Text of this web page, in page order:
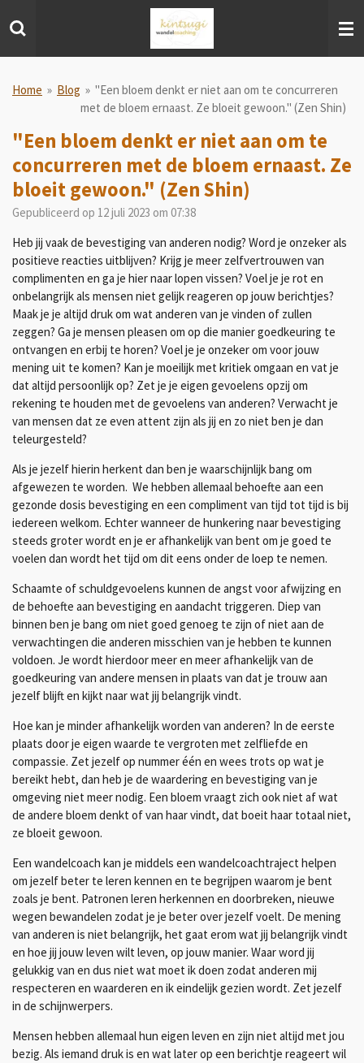
direct
hoofdinhoud
Home » Blog » "Een bloem denkt er niet aan om te concurreren
met de bloem ernaast. Ze bloeit gewoon." (Zen Shin)
"Een bloem denkt er niet aan om te
concurreren met de bloem ernaast. Ze
bloeit gewoon." (Zen Shin)
Gepubliceerd op 12 juli 2023 om 07:38
Heb jij vaak de bevestiging van anderen nodig? Word je onzeker als
positieve reacties uitblijven? Krijg je meer zelfvertrouwen van
complimenten en ga je hier naar lopen vissen? Voel je je rot en
onbelangrijk als mensen niet gelijk reageren op jouw berichtjes?
Maak je je altijd druk om wat anderen van je vinden of zullen
zeggen? Ga je mensen pleasen om op die manier goedkeuring te
ontvangen en erbij te horen? Voel je je onzeker om voor jouw
mening uit te komen? Kan je moeilijk met kritiek omgaan en vat je
dat altijd persoonlijk op? Zet je je eigen gevoelens opzij om
rekening te houden met de gevoelens van anderen? Verwacht je
van mensen dat ze even attent zijn als jij en zo niet ben je dan
teleurgesteld?
Als je jezelf hierin herkent dan ben je waarschijnlijk bang om
afgewezen te worden. We hebben allemaal behoefte aan een
gezonde dosis bevestiging en een compliment van tijd tot tijd is bij
iedereen welkom. Echter wanneer de hunkering naar bevestiging
steeds groter wordt en je er afhankelijk van bent om je goed te
voelen dan wordt het tijd om dit eens onder de loep te nemen.
Schaamte of schuldgevoelens kunnen de angst voor afwijzing en
de behoefte aan bevestiging en aandacht triggeren. Diep van
binnen ben je bang om niet goed genoeg te zijn of niet aan de
verwachtingen die anderen misschien van je hebben te kunnen
voldoen. Je wordt hierdoor meer en meer afhankelijk van de
goedkeuring van andere mensen in plaats van dat je trouw aan
jezelf blijft en kijkt naar wat jij belangrijk vindt.
Hoe kan je minder afhankelijk worden van anderen? In de eerste
plaats door je eigen waarde te vergroten met zelfliefde en
compassie. Zet jezelf op nummer één en wees trots op wat je
bereikt hebt, dan heb je de waardering en bevestiging van je
omgeving niet meer nodig. Een bloem vraagt zich ook niet af wat
de andere bloem denkt of van haar vindt, dat boeit haar totaal niet,
ze bloeit gewoon.
Een wandelcoach kan je middels een wandelcoachtraject helpen
om jezelf beter te leren kennen en te begrijpen waarom je bent
zoals je bent. Patronen leren herkennen en doorbreken, nieuwe
wegen bewandelen zodat je je beter over jezelf voelt. De mening
van anderen is niet belangrijk, het gaat erom wat jij belangrijk vindt
en hoe jij jouw leven wilt leven, op jouw manier. Waar word jij
gelukkig van en dus niet wat moet ik doen zodat anderen mij
respecteren en waarderen en ik eindelijk gezien wordt. Zet jezelf
in de schijnwerpers.
Mensen hebben allemaal hun eigen leven en zijn niet altijd met jou
bezig. Als iemand druk is en wat later op een berichtje reageert wil